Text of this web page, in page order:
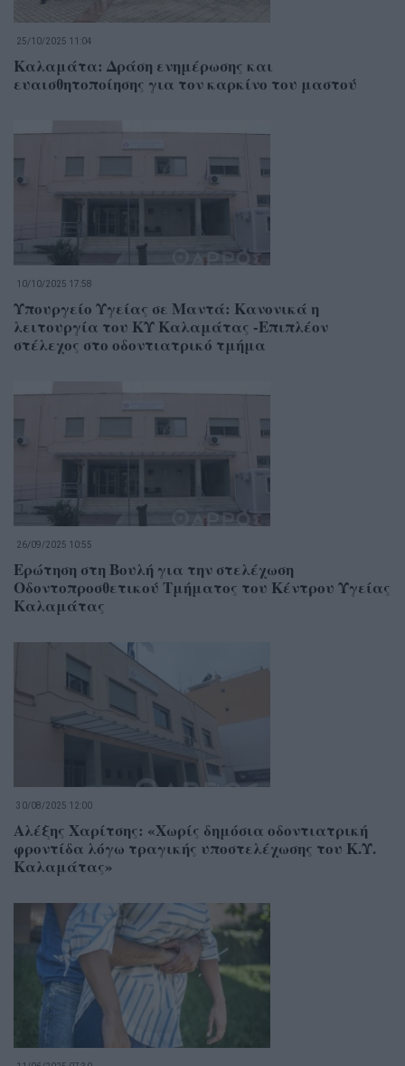
25/10/2025 11:04
Καλαμάτα: Δράση ενημέρωσης και
ευαισθητοποίησης για τον καρκίνο του μαστού
10/10/2025 17:58
Υπουργείο Υγείας σε Μαντά: Κανονικά η
λειτουργία του ΚΥ Καλαμάτας -Επιπλέον
στέλεχος στο οδοντιατρικό τμήμα
26/09/2025 10:55
Ερώτηση στη Βουλή για την στελέχωση
Οδοντοπροσθετικού Τμήματος του Κέντρου Υγείας
Καλαμάτας
30/08/2025 12:00
Αλέξης Χαρίτσης: «Χωρίς δημόσια οδοντιατρική
φροντίδα λόγω τραγικής υποστελέχωσης του Κ.Υ.
Καλαμάτας»